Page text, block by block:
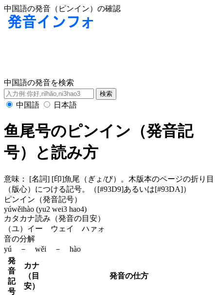
中国語の発音（ピンイン）の確認
中国語の発音を検索
中国語 日本語
鱼尾号のピンイン（発音記
号）と読み方
意味：
[名詞] [印]魚尾（ぎょ/び）。木版本のページの折り目
（版心）につける記号。（[#93D9]あるいは[#93DA]）
ピンイン（発音記号）
yúwěihào (yu2 wei3 hao4)
カタカナ読み（発音の目安）
（ユ）イー ウェイ ハァォ
音の分解
yú － wěi － hào
発
音
記
号
カナ
（目
安）
発音の仕方